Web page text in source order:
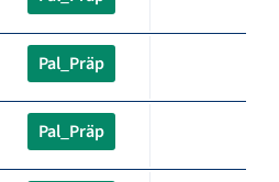
Pal_Präp
Pal_Präp